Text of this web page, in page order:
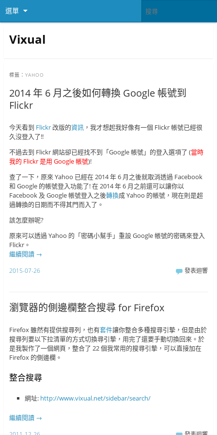
選單
Vixual
標籤： YAHOO
2014 年 6 月之後如何轉換 Google 帳號到
Flickr
今天看到 Flickr改版的資訊，我才想起我好像有一個 Flickr 帳號已經很
久沒登入了!!
不過去到 Flickr 網站卻已經找不到「Google 帳號」的登入選項了 (當時
我的 Flickr 是用 Google 帳號)!
查了一下，原來 Yahoo 已經在 2014 年 6 月之後就取消透過 Facebook
和 Google 的帳號登入功能了! 在 2014 年 6 月之前還可以讓你以
Facebook 及 Google 帳號登入之後轉換成 Yahoo 的帳號，現在則是超
過轉換的日期而不得其門而入了。
該怎麼辦呢?
原來可以透過 Yahoo 的「密碼小幫手」重設 Google 帳號的密碼來登入
Flickr。
繼續閱讀 →
2015-07-26 發表迴響
瀏覽器的側邊欄整合搜尋 for Firefox
Firefox 雖然有提供搜尋列，也有套件讓你整合多種搜尋引摯，但是由於
搜尋列要以下拉清單的方式切換尋引摯，用完了還要手動切換回來。於
是我製作了一個網頁，整合了 22 個我常用的搜尋引摯，可以直接加在
Firefox 的側邊欄。
整合搜尋
網址: http://www.vixual.net/sidebar/search/
繼續閱讀 →